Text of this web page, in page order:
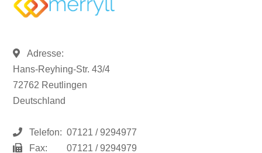
Adresse:
Hans-Reyhing-Str. 43/4
72762 Reutlingen
Deutschland
Telefon: 07121 / 9294977
Fax:
07121 / 9294979